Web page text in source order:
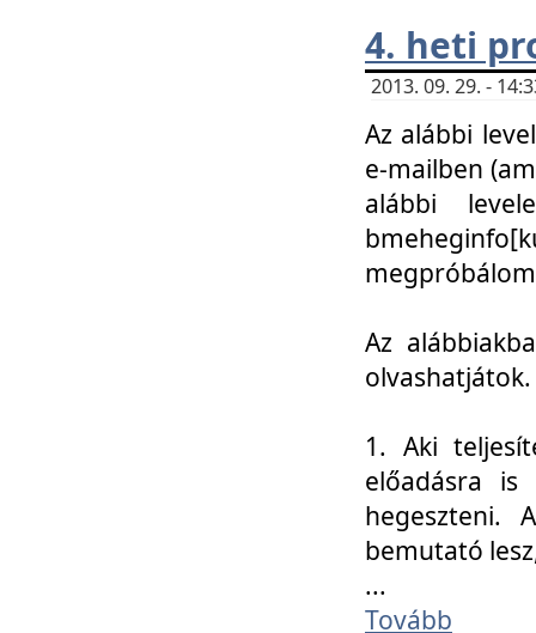
4. heti
2013. 09. 29. -
Az alábbi
e-mailben
alábbi
Az
olvashatjátok.
1. Aki
előadásra
hegeszteni.
bemutató
...
Tovább